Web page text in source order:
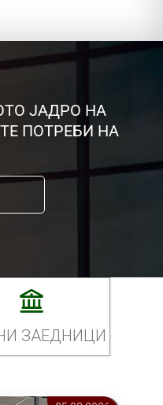
ЈАДРО НА
ПОТРЕБИ НА
ЗАЕДНИЦИ